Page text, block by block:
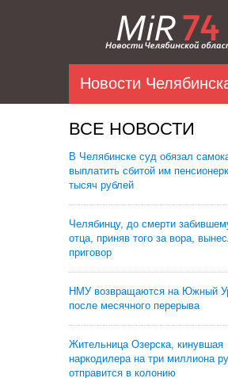
Новости
ВСЕ НОВОСТИ
В Челябинске суд обязал
выплатить сбитой им
тысяч рублей
Челябинцу, до смерти
отца, приняв того за вора,
приговор
НМУ возвращаются на Южный
после месячного перерыва
Жительница Озерска, кинувшая
наркодилера на три миллиона
отправится в колонию